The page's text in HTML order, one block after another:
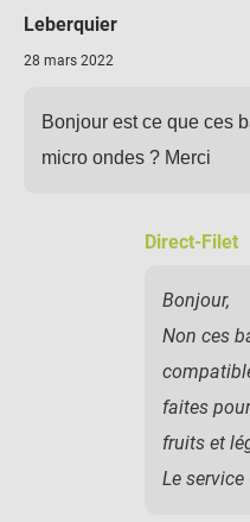
Leberquier
28 mars 2022
Bonjour est ce que ces
micro ondes ? Merci
Direct-Filet
Bonjour,
Non ces
faites
fruits et
Le service